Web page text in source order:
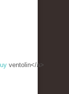
ventolin</a>